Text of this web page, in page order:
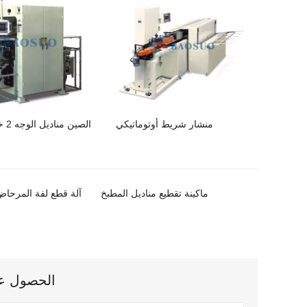
منشار شريط أوتوماتيكي
آلة قطع لفة
ماكينة تقطيع مناديل المطبخ
الحصول